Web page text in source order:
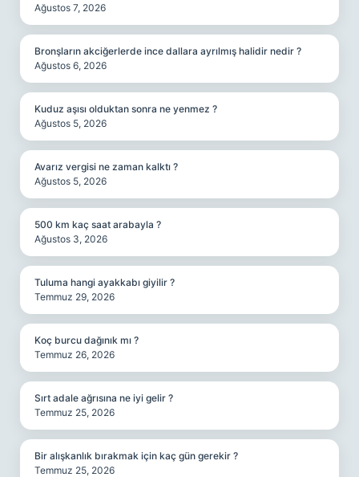
Ağustos 7, 2026
Bronşların akciğerlerde ince dallara ayrılmış halidir nedir ?
Ağustos 6, 2026
Kuduz aşısı olduktan sonra ne yenmez ?
Ağustos 5, 2026
Avarız vergisi ne zaman kalktı ?
Ağustos 5, 2026
500 km kaç saat arabayla ?
Ağustos 3, 2026
Tuluma hangi ayakkabı giyilir ?
Temmuz 29, 2026
Koç burcu dağınık mı ?
Temmuz 26, 2026
Sırt adale ağrısına ne iyi gelir ?
Temmuz 25, 2026
Bir alışkanlık bırakmak için kaç gün gerekir ?
Temmuz 25, 2026